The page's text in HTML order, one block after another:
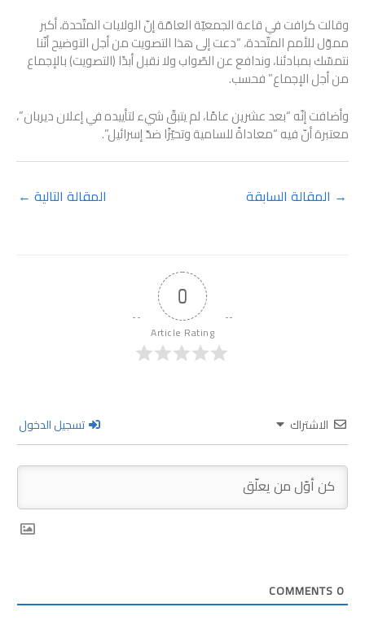
وقالت كرافت في قاعة الجمعيّة العامّة إنّ الولايات المتّحدة، أكبر
مموّل للأمم المتّحدة، “دعت إلى هذا التصويت من أجل التوضيح أنّنا
نتمسّك بمبادئنا، وندافع عن الصّواب ولا نقبل أبدًا (التصويت) بالإجماع
من أجل الإجماع” فحسب.
وأضافت إنّه “بعد عشرين عامًا، لم يتبقّ شيء لتأييده في إعلان ديربان”،
معتبرة أنّ فيه “معاداةً للسامية وتحيّزًا ضدّ إسرائيل”.
→ المقالة السابقة المقالة التالية ←
0
Article Rating
الاشتراك تسجيل الدخول
0